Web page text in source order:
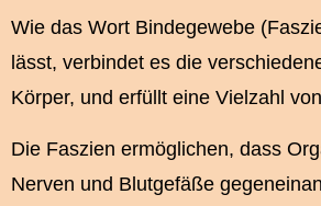
Wie das Wort Bindegewebe
lässt, verbindet es die
Körper, und erfüllt eine Vielzahl
Die Faszien ermöglichen, dass
Nerven und Blutgefäße